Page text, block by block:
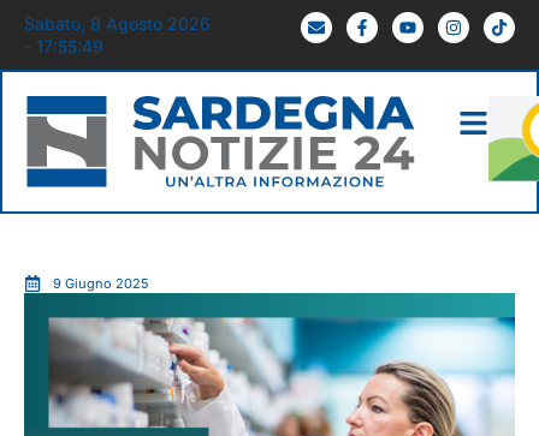
Sabato, 8 Agosto 2026
- 17:55:50
9 Giugno 2025